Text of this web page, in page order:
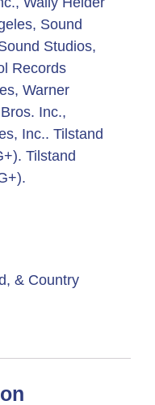
Sound
Studios,
Records
Warner
Inc.,
Inc.. Tilstand
Tilstand
& Country